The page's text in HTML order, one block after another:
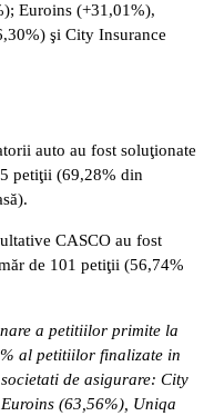
Euroins (+31,01%),
şi City Insurance
auto au fost soluţionate
petiţii (69,28% din
CASCO au fost
de 101 petiţii (56,74%
a petitiilor primite la
al petitiilor finalizate in
de asigurare: City
(63,56%), Uniqa